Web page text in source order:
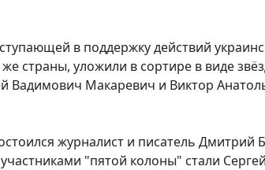
в поддержку действий
страны, уложили в сортире в виде
Вадимович Макаревич и Виктор
журналист и писатель Дмитрий
"пятой колоны" стали